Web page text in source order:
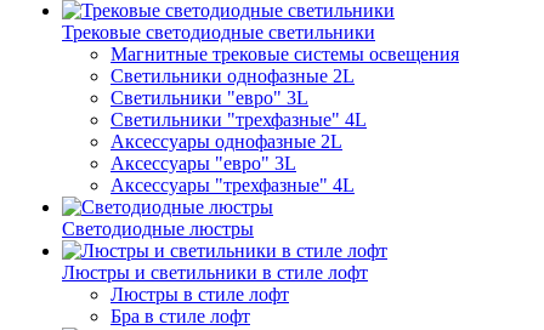
Трековые светодиодные светильники
Магнитные трековые системы освещения
Светильники однофазные 2L
Светильники "евро" 3L
Светильники "трехфазные" 4L
Аксессуары однофазные 2L
Аксессуары "евро" 3L
Аксессуары "трехфазные" 4L
Светодиодные люстры
Люстры и светильники в стиле лофт
Люстры в стиле лофт
Бра в стиле лофт